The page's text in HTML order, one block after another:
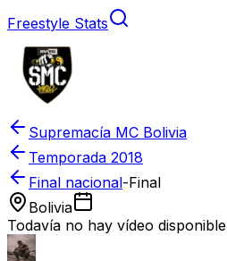
Freestyle Stats
Supremacía MC Bolivia
Temporada 2018
Final nacional-Final
Bolivia
Todavía no hay vídeo disponible